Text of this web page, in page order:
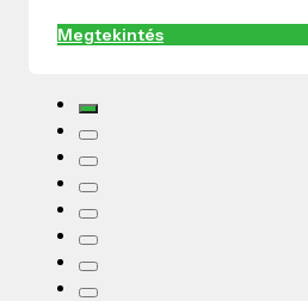
Megtekintés